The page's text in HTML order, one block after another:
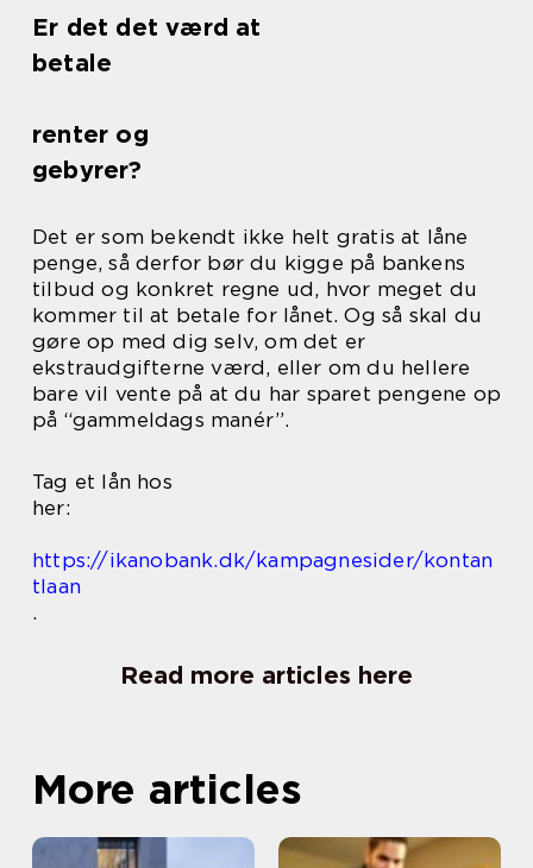
Er det det værd at
betale
renter og
gebyrer?
Det er som bekendt ikke helt gratis at låne
penge, så derfor bør du kigge på bankens
tilbud og konkret regne ud, hvor meget du
kommer til at betale for lånet. Og så skal du
gøre op med dig selv, om det er
ekstraudgifterne værd, eller om du hellere
bare vil vente på at du har sparet pengene op
på “gammeldags manér”.
Tag et lån hos
her:
https://ikanobank.dk/kampagnesider/kontan
tlaan
.
Read more articles here
More articles